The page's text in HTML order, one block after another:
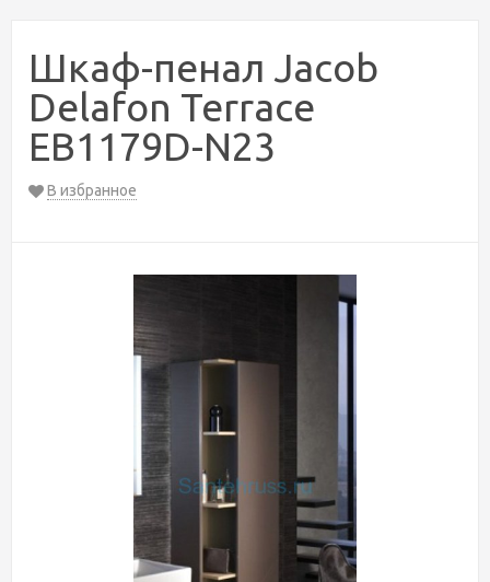
Шкаф-пенал Jacob
Delafon Terrace
EB1179D-N23
В избранное